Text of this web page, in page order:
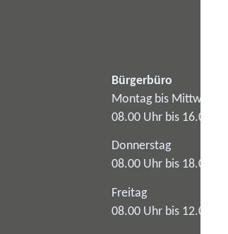
Bürgerbüro
Montag bis Mittwoch
08.00 Uhr bis 16.00 Uhr
Donnerstag
08.00 Uhr bis 18.00 Uhr
Freitag
08.00 Uhr bis 12.00 Uhr